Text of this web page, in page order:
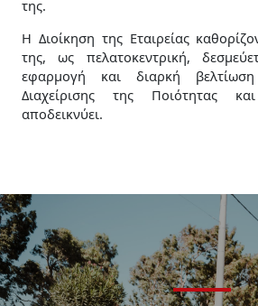
της.
Η Διοίκηση της Εταιρείας
της, ως πελατοκεντρική,
εφαρμογή και διαρκή
Διαχείρισης της Ποιότητας
αποδεικνύει.